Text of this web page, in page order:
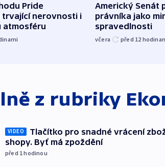
Pride
trvající nerovnosti i
atmosféru
Americký Senát
právníka jako
spravedlnosti
včera před 12
z rubriky
VIDEO
Tlačítko pro snadné vrácení
shopy. Byť má zpoždění
před 1hodinou